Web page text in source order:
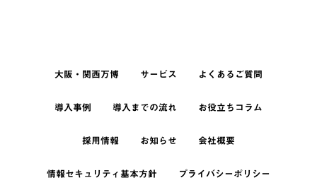
大阪・関西万博 サービス よくあるご質問
導入事例 導入までの流れ お役立ちコラム
採用情報 お知らせ 会社概要
情報セキュリティ基本方針 プライバシーポリシー